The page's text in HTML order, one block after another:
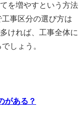
を増やすという方法
事区分の選び方は
ければ、工事全体に
しょう。
がある？